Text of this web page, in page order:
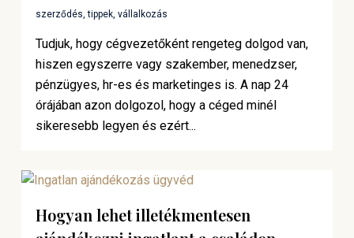
szerződés,tippek, vállalkozás
Tudjuk, hogy cégvezetőként rengeteg dolgod van,
hiszen egyszerre vagy szakember, menedzser,
pénzügyes, hr-es és marketinges is. A nap 24
órájában azon dolgozol, hogy a céged minél
sikeresebb legyen és ezért...
Hogyan lehet illetékmentesen